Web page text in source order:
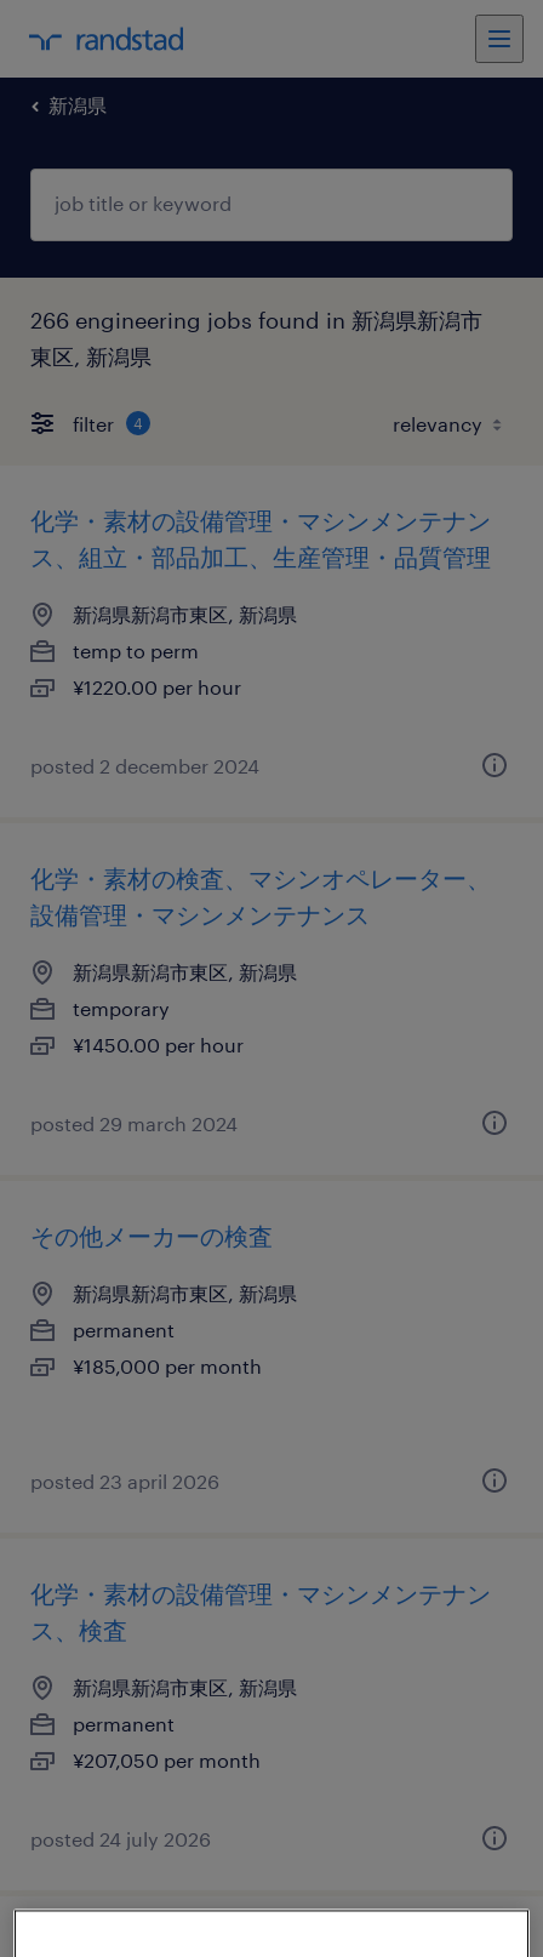
新潟県
266 engineering jobs found in 新潟県新潟市
東区, 新潟県
filter 4
化学・素材の設備管理・マシンメンテナン
ス、組立・部品加工、生産管理・品質管理
新潟県新潟市東区, 新潟県
temp to perm
¥1220.00 per hour
posted 2 december 2024
化学・素材の検査、マシンオペレーター、
設備管理・マシンメンテナンス
新潟県新潟市東区, 新潟県
temporary
¥1450.00 per hour
posted 29 march 2024
その他メーカーの検査
新潟県新潟市東区, 新潟県
permanent
¥185,000 per month
posted 23 april 2026
化学・素材の設備管理・マシンメンテナン
ス、検査
新潟県新潟市東区, 新潟県
permanent
¥207,050 per month
posted 24 july 2026